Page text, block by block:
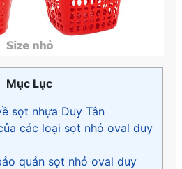
Mục Lục
sọt nhựa Duy Tân
các loại sọt nhỏ oval duy
quản sọt nhỏ oval duy